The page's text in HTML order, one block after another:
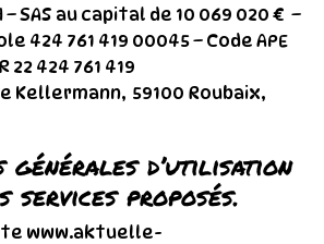
– SAS au capital de 10 069 020 € –
424 761 419 00045 – Code APE
22 424 761 419
Kellermann, 59100 Roubaix,
générales d’utilisation
services proposés.
www.aktuelle-